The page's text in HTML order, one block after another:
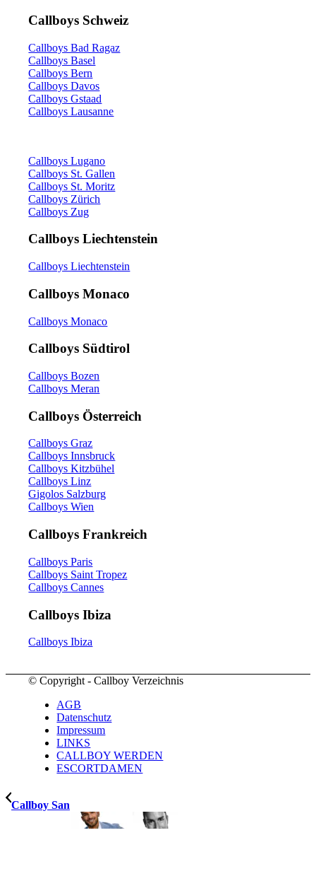
Callboys Schweiz
Callboys Bad Ragaz
Callboys Basel
Callboys Bern
Callboys Davos
Callboys Gstaad
Callboys Lausanne
Callboys Lugano
Callboys St. Gallen
Callboys St. Moritz
Callboys Zürich
Callboys Zug
Callboys Liechtenstein
Callboys Liechtenstein
Callboys Monaco
Callboys Monaco
Callboys Südtirol
Callboys Bozen
Callboys Meran
Callboys Österreich
Callboys Graz
Callboys Innsbruck
Callboys Kitzbühel
Callboys Linz
Gigolos Salzburg
Callboys Wien
Callboys Frankreich
Callboys Paris
Callboys Saint Tropez
Callboys Cannes
Callboys Ibiza
Callboys Ibiza
© Copyright - Callboy Verzeichnis
AGB
Datenschutz
Impressum
LINKS
CALLBOY WERDEN
ESCORTDAMEN
Callboy San